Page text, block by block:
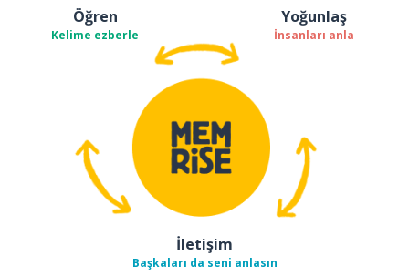
Öğren
Kelime ezberle
Yoğunlaş
İnsanları anla
İletişim
Başkaları da seni anlasın